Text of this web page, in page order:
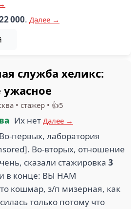
000. Далее →
служба хеликс:
• стажер • 👍5
Их нет Далее →
Во-первых, лаборатория
Во-вторых, отношение
сказали стажировка 3
в конце: ВЫ НАМ
кошмар, з/п мизерная, как
только потому что